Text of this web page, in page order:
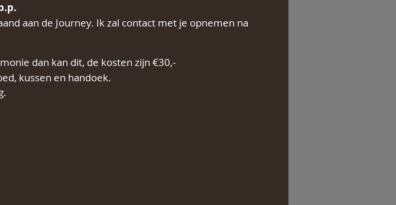
aan de Journey. Ik zal contact met je opnemen na
dan kan dit, de kosten zijn €30,-
kussen en handoek.